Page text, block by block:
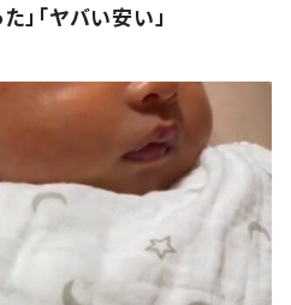
」「ヤバい安い」